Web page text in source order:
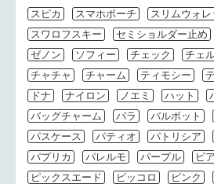
スピカ
スマホポーチ
スリムウォレ
スワロフスキー
セミショルダー止め
ゼノン
ソフィー チェック チェ
チャチャ
チャーム ティモシー
ドナ
ナイロン ノエミ ハット
バッグチャーム
バラ バルボット
パスケース
パティオ パトリシア
パプリカ
パレルモ パープル ピ
ピックスエード
ピッコロ ピンク